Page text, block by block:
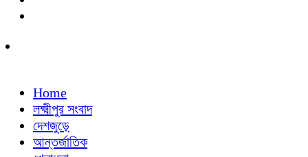
Home
লক্ষ্মীপুর সংবাদ
দেশজুড়ে
আন্তর্জাতিক